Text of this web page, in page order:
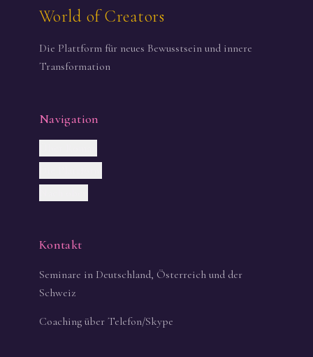
World of Creators
Die Plattform für neues Bewusstsein und innere
Transformation
Navigation
Kontakt
Seminare in Deutschland, Österreich und der
Schweiz
Coaching über Telefon/Skype